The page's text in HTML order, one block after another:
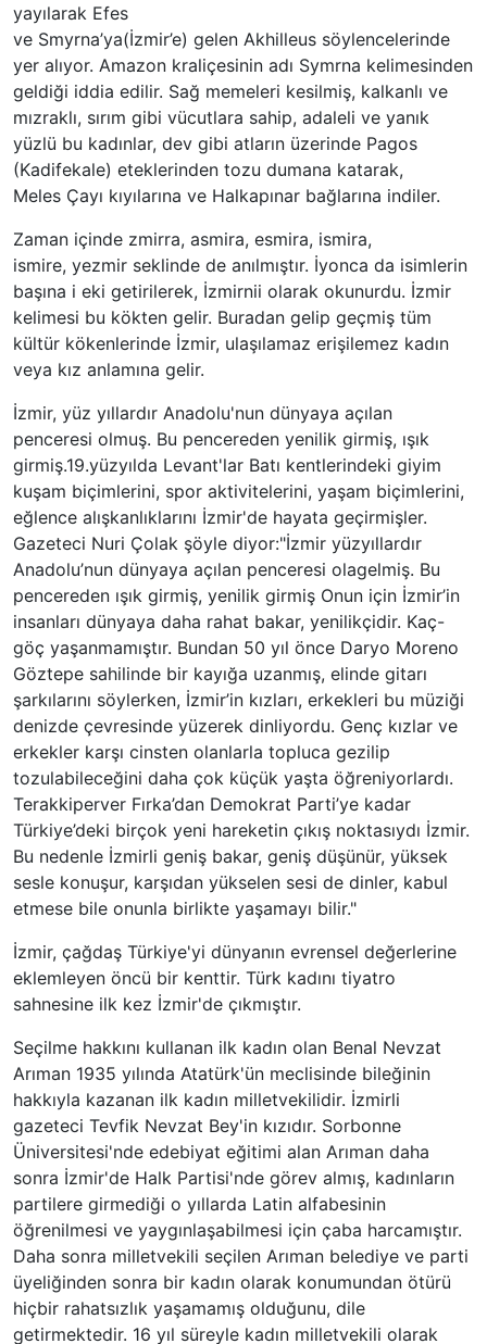
yayılarak Efes
ve Smyrna’ya(İzmir’e) gelen Akhilleus söylencelerinde
yer alıyor. Amazon kraliçesinin adı Symrna kelimesinden
geldiği iddia edilir. Sağ memeleri kesilmiş, kalkanlı ve
mızraklı, sırım gibi vücutlara sahip, adaleli ve yanık
yüzlü bu kadınlar, dev gibi atların üzerinde Pagos
(Kadifekale) eteklerinden tozu dumana katarak,
Meles Çayı kıyılarına ve Halkapınar bağlarına indiler.
Zaman içinde zmirra, asmira, esmira, ismira,
ismire, yezmir seklinde de anılmıştır. İyonca da isimlerin
başına i eki getirilerek, İzmirnii olarak okunurdu. İzmir
kelimesi bu kökten gelir. Buradan gelip geçmiş tüm
kültür kökenlerinde İzmir, ulaşılamaz erişilemez kadın
veya kız anlamına gelir.
İzmir, yüz yıllardır Anadolu'nun dünyaya açılan
penceresi olmuş. Bu pencereden yenilik girmiş, ışık
girmiş.19.yüzyılda Levant'lar Batı kentlerindeki giyim
kuşam biçimlerini, spor aktivitelerini, yaşam biçimlerini,
eğlence alışkanlıklarını İzmir'de hayata geçirmişler.
Gazeteci Nuri Çolak şöyle diyor:"İzmir yüzyıllardır
Anadolu’nun dünyaya açılan penceresi olagelmiş. Bu
pencereden ışık girmiş, yenilik girmiş Onun için İzmir’in
insanları dünyaya daha rahat bakar, yenilikçidir. Kaç-
göç yaşanmamıştır. Bundan 50 yıl önce Daryo Moreno
Göztepe sahilinde bir kayığa uzanmış, elinde gitarı
şarkılarını söylerken, İzmir’in kızları, erkekleri bu müziği
denizde çevresinde yüzerek dinliyordu. Genç kızlar ve
erkekler karşı cinsten olanlarla topluca gezilip
tozulabileceğini daha çok küçük yaşta öğreniyorlardı.
Terakkiperver Fırka’dan Demokrat Parti’ye kadar
Türkiye’deki birçok yeni hareketin çıkış noktasıydı İzmir.
Bu nedenle İzmirli geniş bakar, geniş düşünür, yüksek
sesle konuşur, karşıdan yükselen sesi de dinler, kabul
etmese bile onunla birlikte yaşamayı bilir."
İzmir, çağdaş Türkiye'yi dünyanın evrensel değerlerine
eklemleyen öncü bir kenttir. Türk kadını tiyatro
sahnesine ilk kez İzmir'de çıkmıştır.
Seçilme hakkını kullanan ilk kadın olan Benal Nevzat
Arıman 1935 yılında Atatürk'ün meclisinde bileğinin
hakkıyla kazanan ilk kadın milletvekilidir. İzmirli
gazeteci Tevfik Nevzat Bey'in kızıdır. Sorbonne
Üniversitesi'nde edebiyat eğitimi alan Arıman daha
sonra İzmir'de Halk Partisi'nde görev almış, kadınların
partilere girmediği o yıllarda Latin alfabesinin
öğrenilmesi ve yaygınlaşabilmesi için çaba harcamıştır.
Daha sonra milletvekili seçilen Arıman belediye ve parti
üyeliğinden sonra bir kadın olarak konumundan ötürü
hiçbir rahatsızlık yaşamamış olduğunu, dile
getirmektedir. 16 yıl süreyle kadın milletvekili olarak